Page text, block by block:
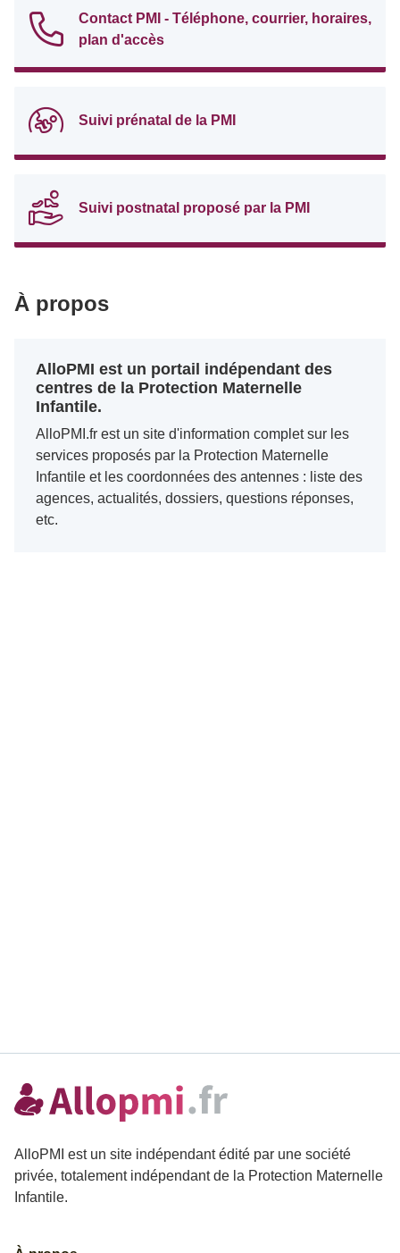
Contact PMI - Téléphone, courrier, horaires,
plan d'accès
Suivi prénatal de la PMI
Suivi postnatal proposé par la PMI
À propos
AlloPMI est un portail indépendant des
centres de la Protection Maternelle
Infantile.
AlloPMI.fr est un site d'information complet sur les
services proposés par la Protection Maternelle
Infantile et les coordonnées des antennes : liste des
agences, actualités, dossiers, questions réponses,
etc.
AlloPMI est un site indépendant édité par une société
privée, totalement indépendant de la Protection Maternelle
Infantile.